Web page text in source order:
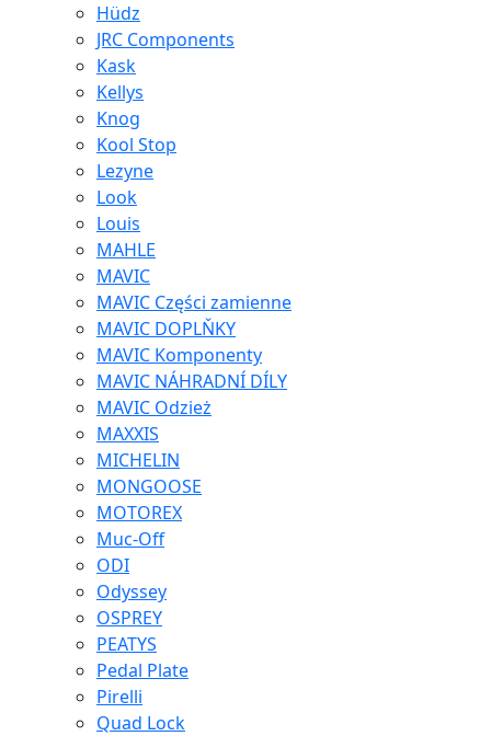
Hüdz
JRC Components
Kask
Kellys
Knog
Kool Stop
Lezyne
Look
Louis
MAHLE
MAVIC
MAVIC Części zamienne
MAVIC DOPLŇKY
MAVIC Komponenty
MAVIC NÁHRADNÍ DÍLY
MAVIC Odzież
MAXXIS
MICHELIN
MONGOOSE
MOTOREX
Muc-Off
ODI
Odyssey
OSPREY
PEATYS
Pedal Plate
Pirelli
Quad Lock